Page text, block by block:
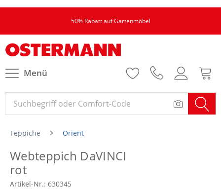
50% Rabatt auf Gartenmöbel
Menü
Teppiche Orient
Webteppich DaVINCI
rot
Artikel-Nr.: 630345